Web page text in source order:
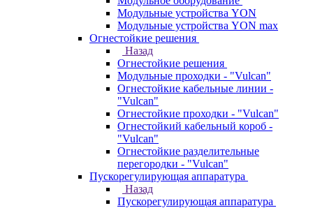
Модульные устройства YON
Модульные устройства YON max
Огнестойкие решения
Назад
Огнестойкие решения
Модульные проходки - "Vulcan"
Огнестойкие кабельные линии -
"Vulcan"
Огнестойкие проходки - "Vulcan"
Огнестойкий кабельный короб -
"Vulcan"
Огнестойкие разделительные
перегородки - "Vulcan"
Пускорегулирующая аппаратура
Назад
Пускорегулирующая аппаратура